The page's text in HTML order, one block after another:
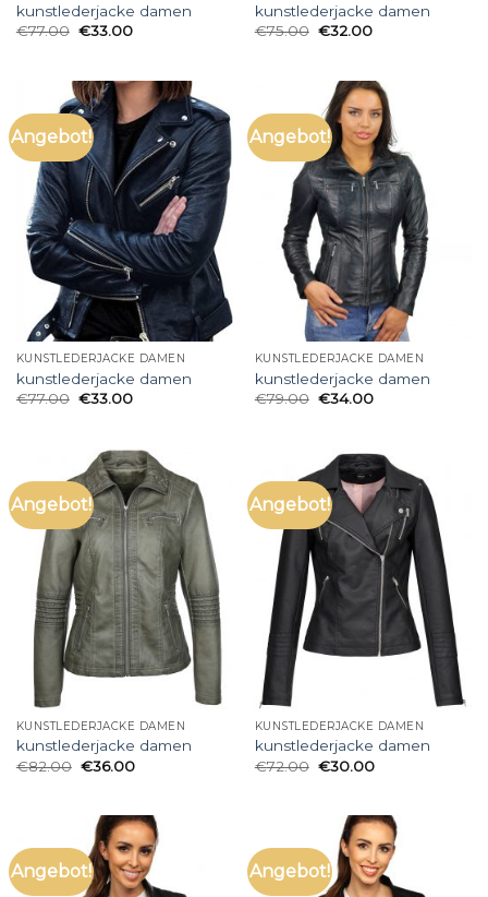
kunstlederjacke damen
€77.00 €33.00
kunstlederjacke damen
€75.00 €32.00
Angebot!
KUNSTLEDERJACKE DAMEN
kunstlederjacke damen
€77.00 €33.00
Angebot!
KUNSTLEDERJACKE DAMEN
kunstlederjacke damen
€79.00 €34.00
Angebot!
KUNSTLEDERJACKE DAMEN
kunstlederjacke damen
€82.00 €36.00
Angebot!
KUNSTLEDERJACKE DAMEN
kunstlederjacke damen
€72.00 €30.00
Angebot! Angebot!